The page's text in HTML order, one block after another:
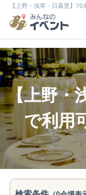
【上野・浅草・日暮里】
【上野・
で利用